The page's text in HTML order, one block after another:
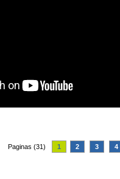
Paginas (31) 1 2 3 4